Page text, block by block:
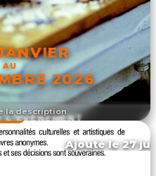
la description
AU
2026
L'ÉVÉNEMENT
Ajouté le 27